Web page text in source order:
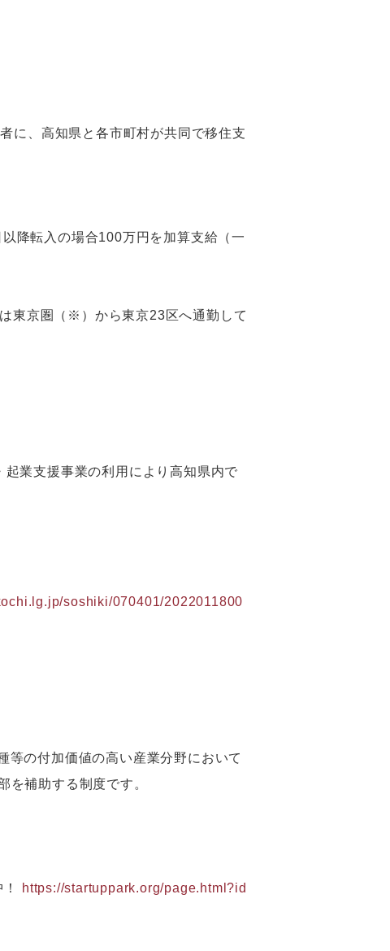
に、高知県と各市町村が共同で移住支
降転入の場合100万円を加算支給（一
東京圏（※）から東京23区へ通勤して
業支援事業の利用により高知県内で
soshiki/070401/2022011800
の付加価値の高い産業分野において
を補助する制度です。
https://startuppark.org/page.html?id